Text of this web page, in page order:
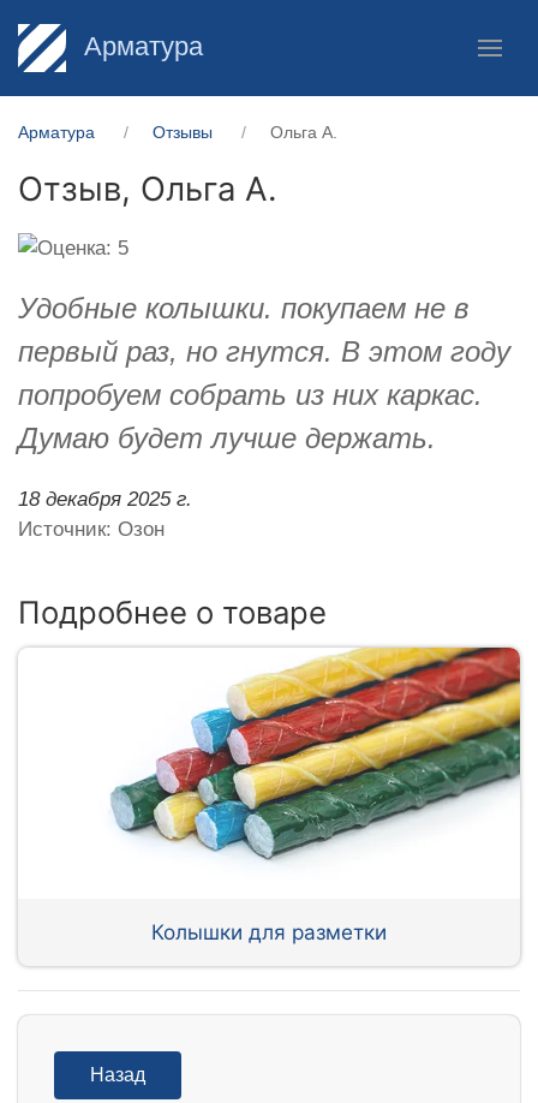
Арматура
Арматура Отзывы Ольга А.
Отзыв, Ольга А.
Удобные колышки. покупаем не в
первый раз, но гнутся. В этом году
попробуем собрать из них каркас.
Думаю будет лучше держать.
18 декабря 2025 г.
Источник: Озон
Подробнее о товаре
Колышки для разметки
Назад